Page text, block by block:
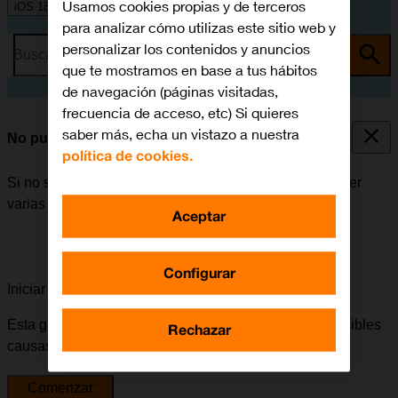
iOS 18
Busca por problema o tema
No puedo enviar ni recibir iMessages
Si no se puede enviar ni recibir iMessages, puede haber
varias causas posibles al problema.
Iniciar la guía para solucionar tu problema
Esta guía te va a conducir a través de una serie de posibles
causas y soluciones al problema.
Comenzar
Usamos cookies propias y de terceros
para analizar cómo utilizas este sitio web y
personalizar los contenidos y anuncios
que te mostramos en base a tus hábitos
de navegación (páginas visitadas,
frecuencia de acceso, etc) Si quieres
saber más, echa un vistazo a nuestra
política de cookies.
Configurar
Rechazar
Aceptar